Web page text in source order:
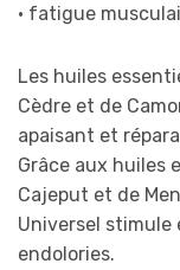
• fatigue
Les huiles
Cèdre et de
apaisant et
Grâce aux huiles
Cajeput et de
Universel stimule
endolories.